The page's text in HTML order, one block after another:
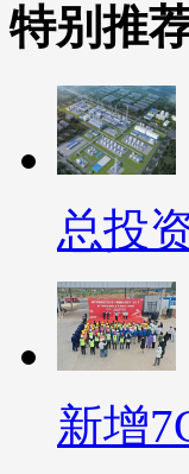
特别推
总投
新增